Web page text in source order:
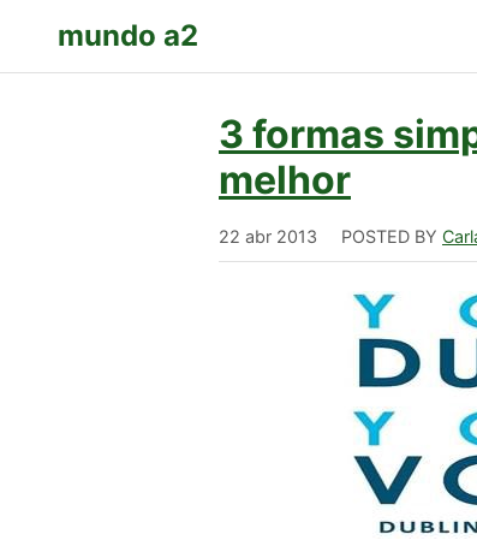
mundo a2
3 formas
melhor
22 abr 2013 POSTED BY